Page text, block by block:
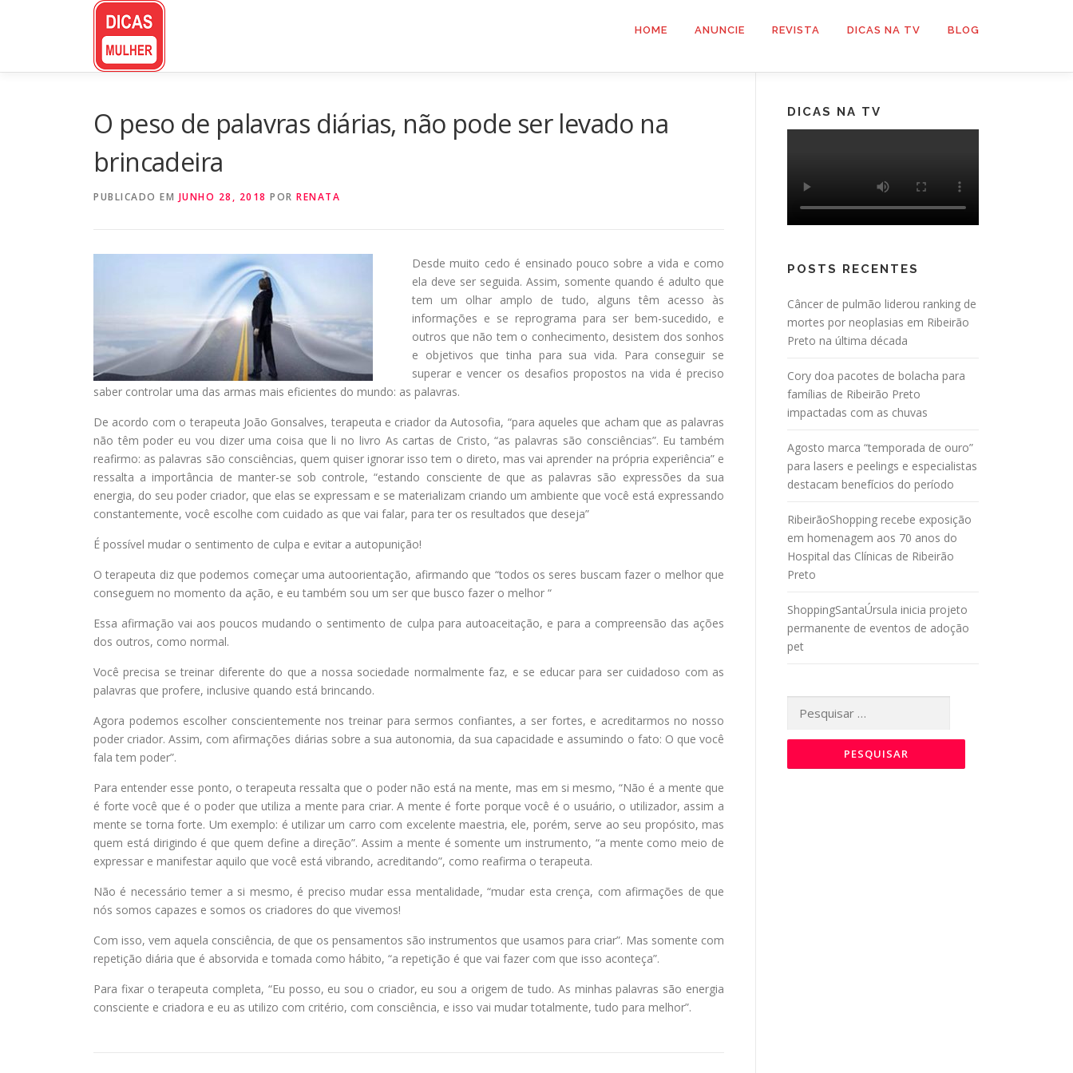
HOME ANUNCIE REVISTA DICAS NA TV BLOG
O peso de palavras diárias, não pode ser levado na
brincadeira
PUBLICADO EM JUNHO 28, 2018 POR RENATA
Desde muito cedo é ensinado pouco sobre a vida e como
ela deve ser seguida. Assim, somente quando é adulto que
tem um olhar amplo de tudo, alguns têm acesso às
informações e se reprograma para ser bem-sucedido, e
outros que não tem o conhecimento, desistem dos sonhos
e objetivos que tinha para sua vida. Para conseguir se
superar e vencer os desafios propostos na vida é preciso
saber controlar uma das armas mais eficientes do mundo: as palavras.
De acordo com o terapeuta João Gonsalves, terapeuta e criador da Autosofia, “para aqueles que acham que as palavras
não têm poder eu vou dizer uma coisa que li no livro As cartas de Cristo, “as palavras são consciências”. Eu também
reafirmo: as palavras são consciências, quem quiser ignorar isso tem o direto, mas vai aprender na própria experiência” e
ressalta a importância de manter-se sob controle, “estando consciente de que as palavras são expressões da sua
energia, do seu poder criador, que elas se expressam e se materializam criando um ambiente que você está expressando
constantemente, você escolhe com cuidado as que vai falar, para ter os resultados que deseja”
É possível mudar o sentimento de culpa e evitar a autopunição!
O terapeuta diz que podemos começar uma autoorientação, afirmando que “todos os seres buscam fazer o melhor que
conseguem no momento da ação, e eu também sou um ser que busco fazer o melhor “
Essa afirmação vai aos poucos mudando o sentimento de culpa para autoaceitação, e para a compreensão das ações
dos outros, como normal.
Você precisa se treinar diferente do que a nossa sociedade normalmente faz, e se educar para ser cuidadoso com as
palavras que profere, inclusive quando está brincando.
Agora podemos escolher conscientemente nos treinar para sermos confiantes, a ser fortes, e acreditarmos no nosso
poder criador. Assim, com afirmações diárias sobre a sua autonomia, da sua capacidade e assumindo o fato: O que você
fala tem poder”.
Para entender esse ponto, o terapeuta ressalta que o poder não está na mente, mas em si mesmo, “Não é a mente que
é forte você que é o poder que utiliza a mente para criar. A mente é forte porque você é o usuário, o utilizador, assim a
mente se torna forte. Um exemplo: é utilizar um carro com excelente maestria, ele, porém, serve ao seu propósito, mas
quem está dirigindo é que quem define a direção”. Assim a mente é somente um instrumento, “a mente como meio de
expressar e manifestar aquilo que você está vibrando, acreditando”, como reafirma o terapeuta.
Não é necessário temer a si mesmo, é preciso mudar essa mentalidade, “mudar esta crença, com afirmações de que
nós somos capazes e somos os criadores do que vivemos!
Com isso, vem aquela consciência, de que os pensamentos são instrumentos que usamos para criar”. Mas somente com
repetição diária que é absorvida e tomada como hábito, “a repetição é que vai fazer com que isso aconteça”.
Para fixar o terapeuta completa, “Eu posso, eu sou o criador, eu sou a origem de tudo. As minhas palavras são energia
consciente e criadora e eu as utilizo com critério, com consciência, e isso vai mudar totalmente, tudo para melhor”.
DICAS NA TV
POSTS RECENTES
Câncer de pulmão liderou ranking de
mortes por neoplasias em Ribeirão
Preto na última década
Cory doa pacotes de bolacha para
famílias de Ribeirão Preto
impactadas com as chuvas
Agosto marca “temporada de ouro”
para lasers e peelings e especialistas
destacam benefícios do período
RibeirãoShopping recebe exposição
em homenagem aos 70 anos do
Hospital das Clínicas de Ribeirão
Preto
ShoppingSantaÚrsula inicia projeto
permanente de eventos de adoção
pet
por: